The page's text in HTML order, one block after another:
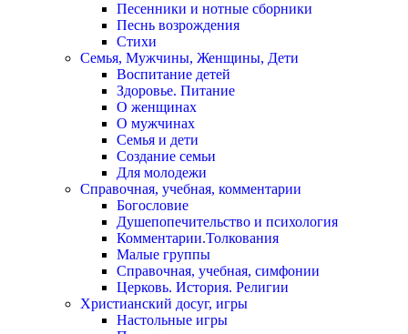
Песенники и нотные сборники
Песнь возрождения
Стихи
Семья, Мужчины, Женщины, Дети
Воспитание детей
Здоровье. Питание
О женщинах
О мужчинах
Семья и дети
Создание семьи
Для молодежи
Справочная, учебная, комментарии
Богословие
Душепопечительство и психология
Комментарии.Толкования
Малые группы
Справочная, учебная, симфонии
Церковь. История. Религии
Христианский досуг, игры
Настольные игры